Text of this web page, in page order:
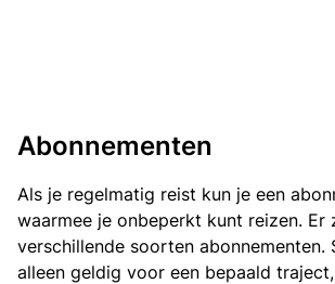
Abonnementen
Als je regelmatig reist kun je een
waarmee je onbeperkt kunt reizen. Er
verschillende soorten abonnementen.
alleen geldig voor een bepaald